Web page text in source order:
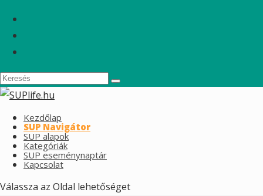
Kezdőlap
SUP Navigátor
SUP alapok
Kategóriák
SUP eseménynaptár
Kapcsolat
Válassza az Oldal lehetőséget